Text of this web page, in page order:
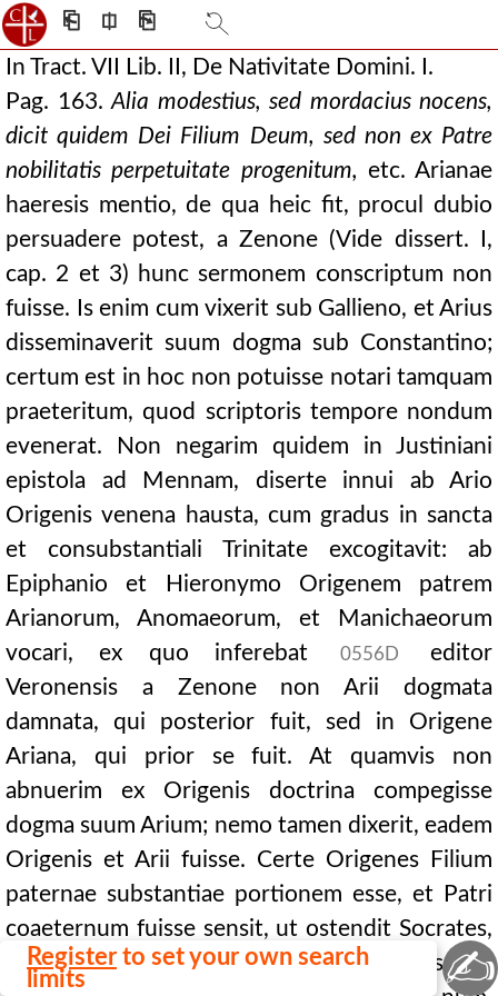
⎗ ⎅ ⎘
In Tract. VII Lib. II, De Nativitate Domini. I.
Pag. 163. Alia modestius, sed mordacius nocens,
dicit quidem Dei Filium Deum, sed non ex Patre
nobilitatis perpetuitate progenitum, etc. Arianae
haeresis mentio, de qua heic fit, procul dubio
persuadere potest, a Zenone (Vide dissert. I,
cap. 2 et 3) hunc sermonem conscriptum non
fuisse. Is enim cum vixerit sub Gallieno, et Arius
disseminaverit suum dogma sub Constantino;
certum est in hoc non potuisse notari tamquam
praeteritum, quod scriptoris tempore nondum
evenerat. Non negarim quidem in Justiniani
epistola ad Mennam, diserte innui ab Ario
Origenis venena hausta, cum gradus in sancta
et consubstantiali Trinitate excogitavit: ab
Epiphanio et Hieronymo Origenem patrem
Arianorum, Anomaeorum, et Manichaeorum
vocari, ex quo inferebat
0556D
editor
Veronensis a Zenone non Arii dogmata
damnata, qui posterior fuit, sed in Origene
Ariana, qui prior se fuit. At quamvis non
abnuerim ex Origenis doctrina compegisse
dogma suum Arium; nemo tamen dixerit, eadem
Origenis et Arii fuisse. Certe Origenes Filium
paternae substantiae portionem esse, et Patri
coaeternum fuisse sensit, ut ostendit Socrates,
lib. VII Histor. Eccles. cap. 6, et consentit
Register to set your own search
limits
✍